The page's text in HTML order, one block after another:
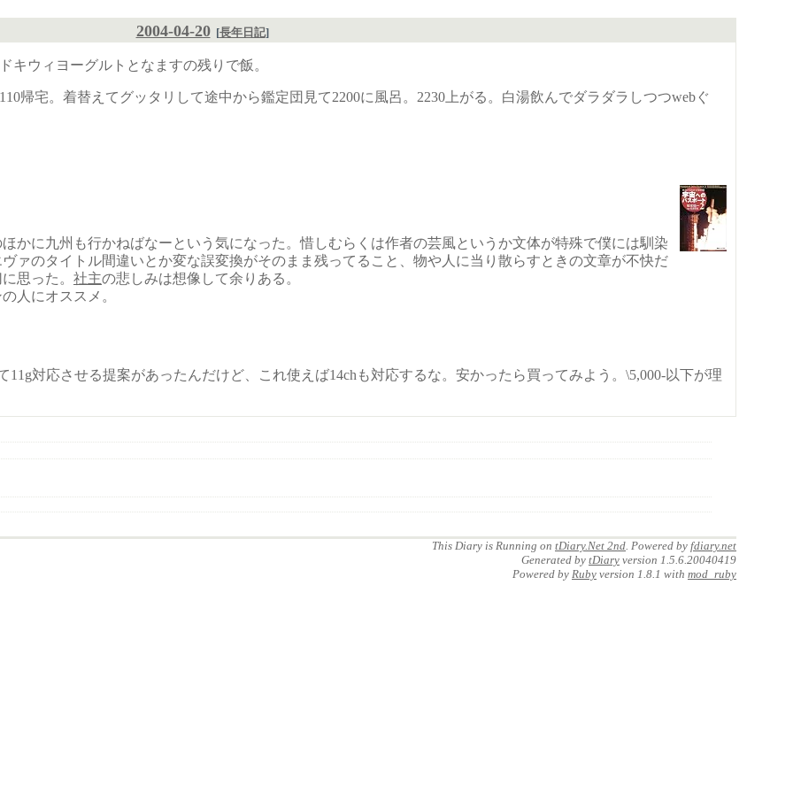
2004-04-20 [長年日記]
キウィヨーグルトとなますの残りで飯。
帰宅。着替えてグッタリして途中から鑑定団見て2200に風呂。2230上がる。白湯飲んでダラダラしつつwebぐ
かに九州も行かねばなーという気になった。惜しむらくは作者の芸風というか文体が特殊で僕には馴染
ァのタイトル間違いとか変な誤変換がそのまま残ってること、物や人に当り散らすときの文章が不快だ
思った。 社主の悲しみは想像して余りある。
人にオススメ。
11g対応させる提案があったんだけど、これ使えば14chも対応するな。安かったら買ってみよう。\5,000-以下が理
This Diary is Running on tDiary.Net 2nd . Powered by fdiary.net
Generated by tDiary version 1.5.6.20040419
Powered by Ruby version 1.8.1 with mod_ruby